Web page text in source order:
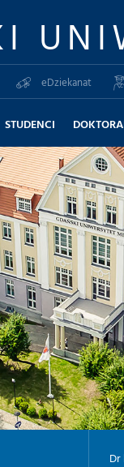
eDziekanat
STUDENCI